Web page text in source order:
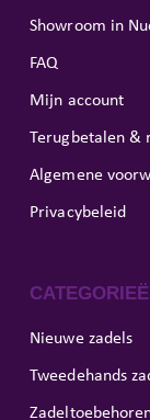
Showroom in
FAQ
Mijn account
Terugbetalen &
Algemene
Privacybeleid
Nieuwe zadels
Tweedehands